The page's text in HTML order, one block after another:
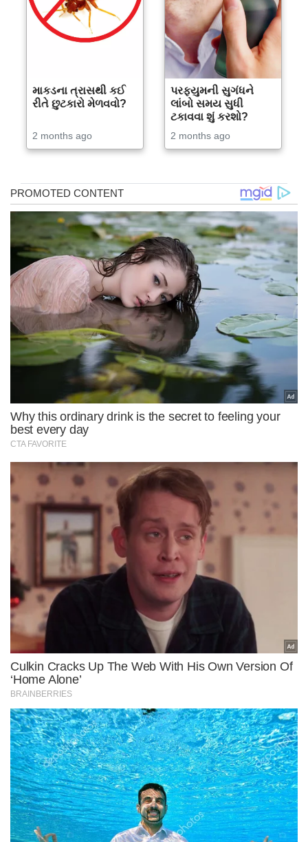
માકડના ત્રાસથી કઈ
રીતે છુટકારો મેળવવો?
2 months ago
પરફ્યુમની સુગંધને
લાંબો સમય સુધી
ટકાવવા શું કરશો?
2 months ago